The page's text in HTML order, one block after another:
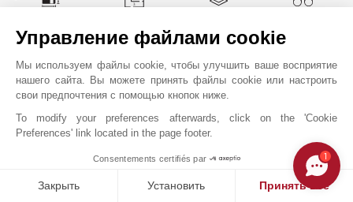
Управление файлами cookie
Мы используем файлы cookie, чтобы улучшить ваше восприятие
нашего сайта. Вы можете принять файлы cookie или настроить
свои предпочтения с помощью кнопок ниже.
To modify your preferences afterwards, click on the 'Cookie
Preferences' link located in the page footer.
Consentements certifiés par
Закрыть Установить Принять все
1